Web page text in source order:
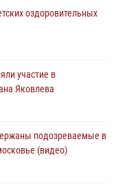
оздоровительных
участие в
Яковлева
подозреваемые в
(видео)